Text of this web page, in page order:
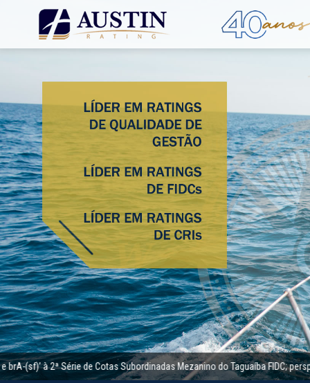
à 2ª Série de Cotas Subordinadas Mezanino do Taguaíba FIDC; perspectiva